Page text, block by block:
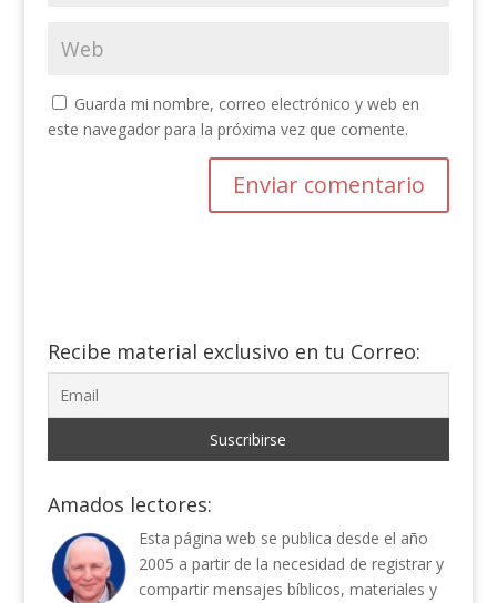
Guarda mi nombre, correo electrónico y web en
este navegador para la próxima vez que comente.
Recibe material exclusivo en tu Correo:
Amados lectores:
Esta página web se publica desde el año
2005 a partir de la necesidad de registrar y
compartir mensajes bíblicos, materiales y